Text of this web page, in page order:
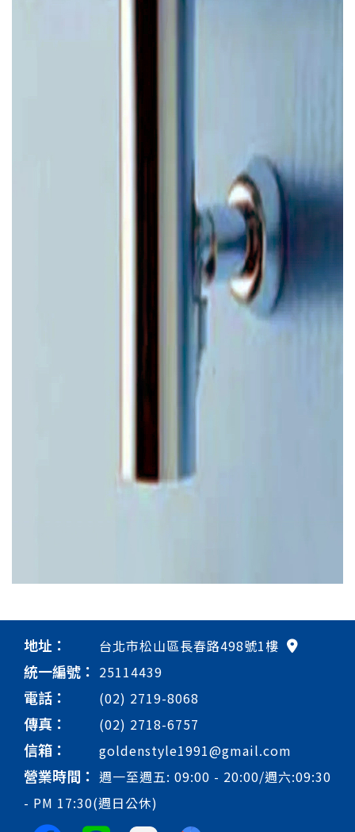
地址： 台北市松山區長春路498號1樓
統一編號： 25114439
電話： (02) 2719-8068
傳真： (02) 2718-6757
信箱： goldenstyle1991@gmail.com
營業時間： 週一至週五: 09:00 - 20:00/週六:09:30
- PM 17:30(週日公休)